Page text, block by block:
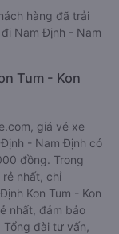
hàng đã trải
Nam Định - Nam
Tum - Kon
giá vé xe
Định - Nam Định có
đồng. Trong
rẻ nhất, chỉ
Kon Tum - Kon
nhất, đảm bảo
đài tư vấn,